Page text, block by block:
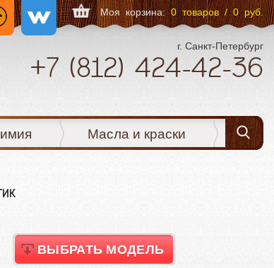
Моя корзина:0 товаров / 0 руб.
г. Санкт-Петербург
+7 (812) 424-42-36
Масла и краски
ВЫБРАТЬ МОДЕЛЬ